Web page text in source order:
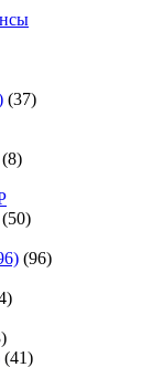
(37)
(8)
(50)
(96)
(41)